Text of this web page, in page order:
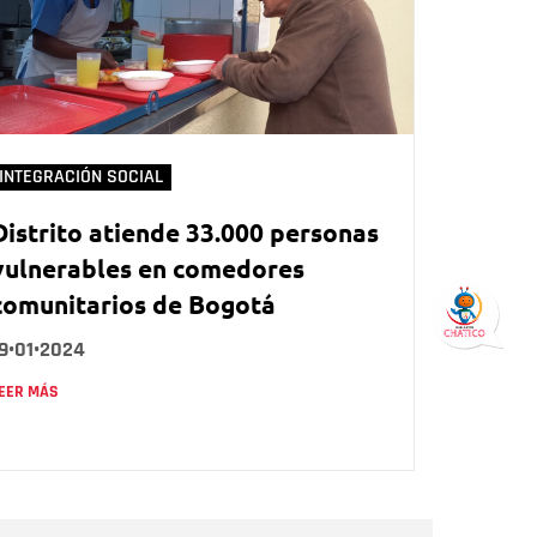
INTEGRACIÓN SOCIAL
atiende 33.000 personas
en comedores
de Bogotá
MÁS